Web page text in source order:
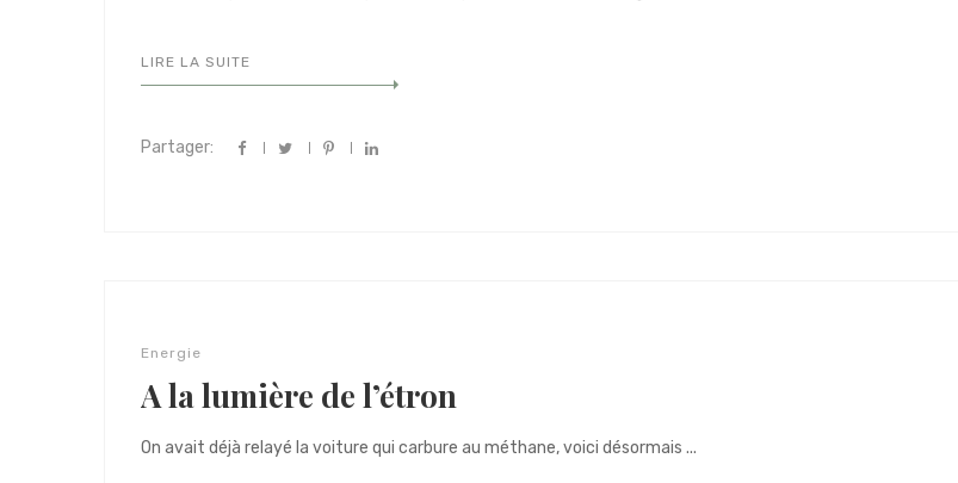
LIRE LA SUITE
Partager:
Energie
A la lumière de l’étron
On avait déjà relayé la voiture qui carbure au méthane, voici désormais ...